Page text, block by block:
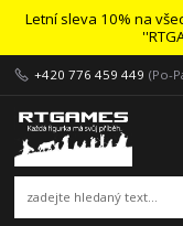
Letní sleva 10% na
+420 776 459 449 (Po-